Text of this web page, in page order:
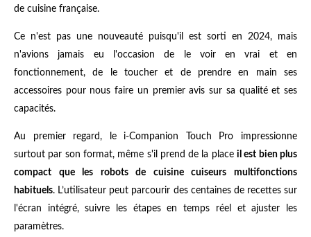
de cuisine française.
Ce n'est pas une nouveauté puisqu'il est sorti en 2024, mais
n'avions jamais eu l'occasion de le voir en vrai et en
fonctionnement, de le toucher et de prendre en main ses
accessoires pour nous faire un premier avis sur sa qualité et ses
capacités.
Au premier regard, le i-Companion Touch Pro impressionne
surtout par son format, même s'il prend de la placeil est bien plus
compact que les robots de cuisine cuiseurs multifonctions
habituels. L’utilisateur peut parcourir des centaines de recettes sur
l'écran intégré, suivre les étapes en temps réel et ajuster les
paramètres.